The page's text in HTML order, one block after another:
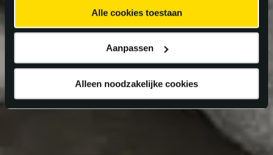
Alle cookies toestaan
Aanpassen
Alleen noodzakelijke cookies